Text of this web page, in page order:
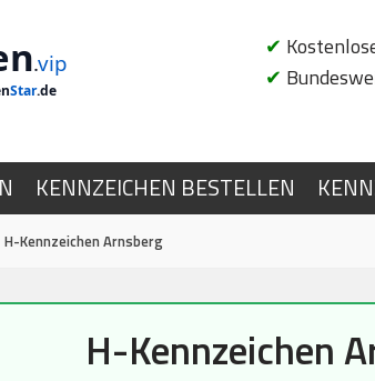
.vip
Star.de
✔
✔
KENNZEICHEN BESTELLEN
H-Kennzeichen Arnsberg
H-Kennzeichen